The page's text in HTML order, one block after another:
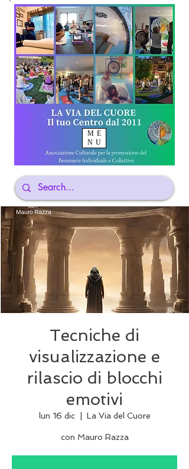
ME
NU
Tecniche di
visualizzazione e
rilascio di blocchi
emotivi
lun 16 dic
  |
La Via del Cuore
con Mauro Razza